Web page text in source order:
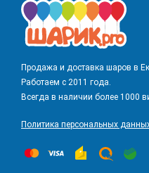
Продажа и доставка шаров в
Работаем с 2011 года.
Всегда в наличии более 1000
Политика персональных